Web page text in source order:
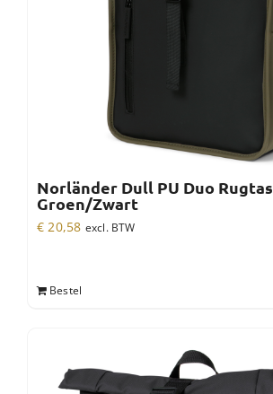
Norländer Dull PU Duo Rugtas
Groen/Zwart
€ 20,58 excl. BTW
Bestel